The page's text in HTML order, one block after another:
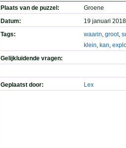
Plaats van de puzzel:
Groene
Datum:
19 januari
Tags:
waarin, groot,
klein, kan,
Gelijkluidende vragen:
Geplaatst door: Lex